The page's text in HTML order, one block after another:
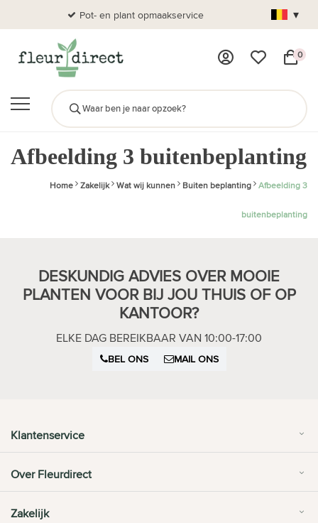
Pot- en plant opmaakservice ▾
0
Afbeelding 3 buitenbeplanting
Home Zakelijk Wat wij kunnen Buiten beplanting Afbeelding 3
buitenbeplanting
DESKUNDIG ADVIES OVER MOOIE
PLANTEN VOOR BIJ JOU THUIS OF OP
KANTOOR?
ELKE DAG BEREIKBAAR VAN 10:00-17:00
BEL ONS MAIL ONS
Klantenservice
Over Fleurdirect
Zakelijk